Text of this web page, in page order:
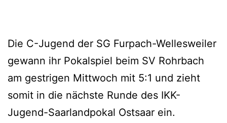
Die C-Jugend der SG Furpach-Wellesweiler
gewann ihr Pokalspiel beim SV Rohrbach
am gestrigen Mittwoch mit 5:1 und zieht
somit in die nächste Runde des IKK-
Jugend-Saarlandpokal Ostsaar ein.